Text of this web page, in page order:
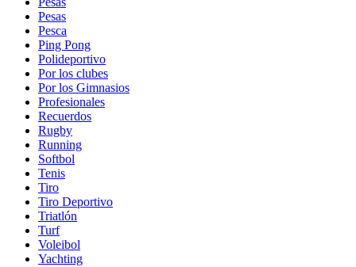
Pesas
Pesca
Ping Pong
Polideportivo
Por los clubes
Por los Gimnasios
Profesionales
Recuerdos
Rugby
Running
Softbol
Tenis
Tiro
Tiro Deportivo
Triatlón
Turf
Voleibol
Yachting